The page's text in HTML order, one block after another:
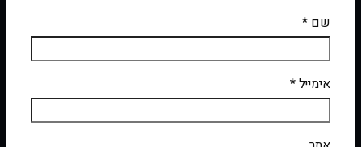
שם *
אימייל*